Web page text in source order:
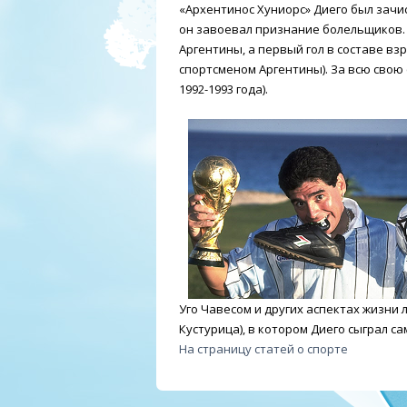
«Архентинос Хуниорс» Диего был
он завоевал признание
Аргентины, а первый гол в составе
спортсменом Аргентины). За всю свою
1992-1993 года).
Уго Чавесом и других аспектах
Кустурица), в котором Диего сыграл
На страницу статей о спорте